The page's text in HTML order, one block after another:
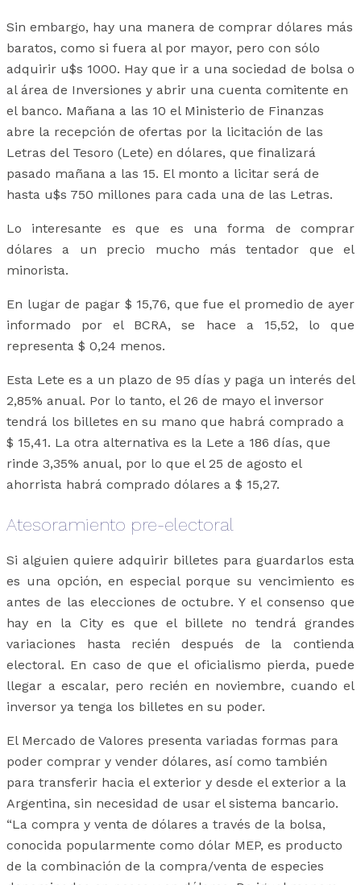
Sin embargo, hay una manera de comprar dólares más
baratos, como si fuera al por mayor, pero con sólo
adquirir u$s 1000. Hay que ir a una sociedad de bolsa o
al área de Inversiones y abrir una cuenta comitente en
el banco. Mañana a las 10 el Ministerio de Finanzas
abre la recepción de ofertas por la licitación de las
Letras del Tesoro (Lete) en dólares, que finalizará
pasado mañana a las 15. El monto a licitar será de
hasta u$s 750 millones para cada una de las Letras.
Lo interesante es que es una forma de comprar
dólares a un precio mucho más tentador que el
minorista.
En lugar de pagar $ 15,76, que fue el promedio de ayer
informado por el BCRA, se hace a 15,52, lo que
representa $ 0,24 menos.
Esta Lete es a un plazo de 95 días y paga un interés del
2,85% anual. Por lo tanto, el 26 de mayo el inversor
tendrá los billetes en su mano que habrá comprado a
$ 15,41. La otra alternativa es la Lete a 186 días, que
rinde 3,35% anual, por lo que el 25 de agosto el
ahorrista habrá comprado dólares a $ 15,27.
Atesoramiento pre-electoral
Si alguien quiere adquirir billetes para guardarlos esta
es una opción, en especial porque su vencimiento es
antes de las elecciones de octubre. Y el consenso que
hay en la City es que el billete no tendrá grandes
variaciones hasta recién después de la contienda
electoral. En caso de que el oficialismo pierda, puede
llegar a escalar, pero recién en noviembre, cuando el
inversor ya tenga los billetes en su poder.
El Mercado de Valores presenta variadas formas para
poder comprar y vender dólares, así como también
para transferir hacia el exterior y desde el exterior a la
Argentina, sin necesidad de usar el sistema bancario.
“La compra y venta de dólares a través de la bolsa,
conocida popularmente como dólar MEP, es producto
de la combinación de la compra/venta de especies